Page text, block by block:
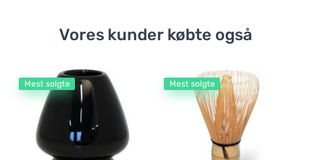
Vores kunder købte også
Mest solgte Mest solgte